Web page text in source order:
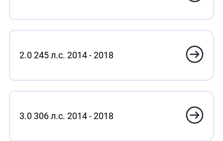
2.0 245 л.с. 2014 - 2018
3.0 306 л.с. 2014 - 2018